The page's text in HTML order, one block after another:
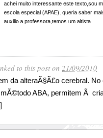
achei muito interessante este texto,sou
escola especial (APAE), queria saber
auxilio a professora,temos um altista.
to this post on 21/09/2010
da alteraÃ§Ã£o cerebral. No
ABA, permitem Ã